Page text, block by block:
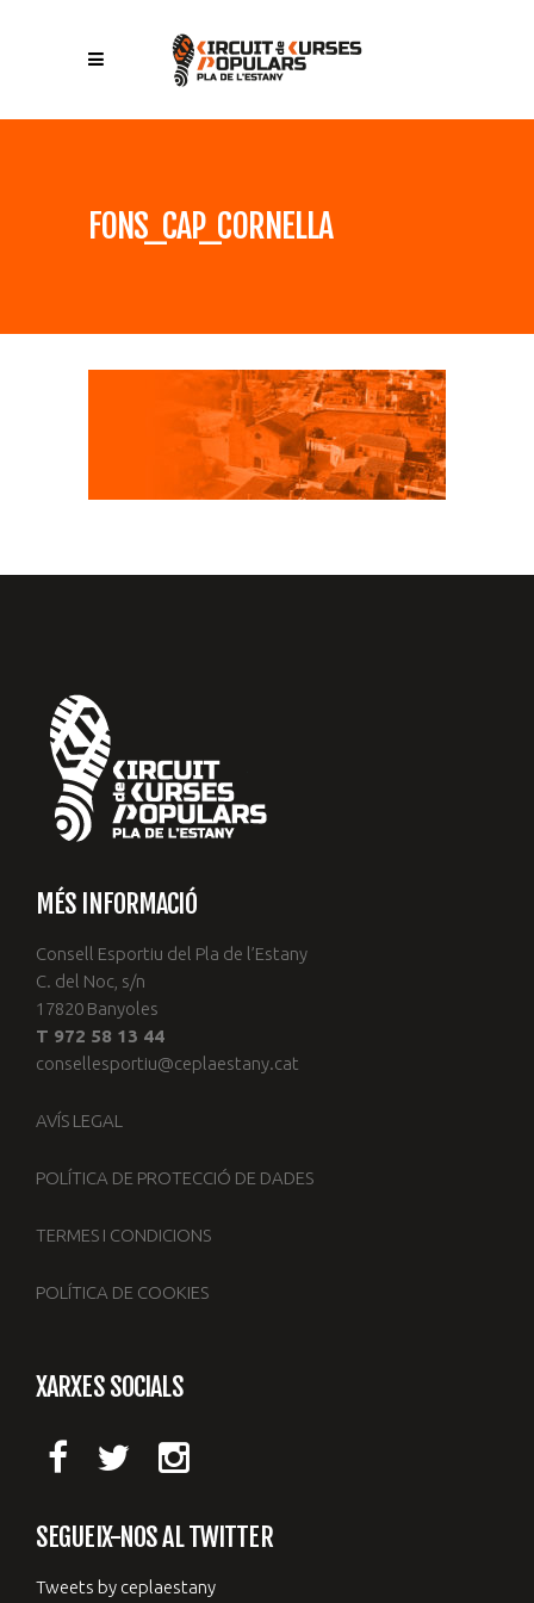
FONS_CAP_CORNELLA
MÉS INFORMACIÓ
Consell Esportiu del Pla de l’Estany
C. del Noc, s/n
17820 Banyoles
T 972 58 13 44
consellesportiu@ceplaestany.cat
AVÍS LEGAL
POLÍTICA DE PROTECCIÓ DE DADES
TERMES I CONDICIONS
POLÍTICA DE COOKIES
XARXES SOCIALS
SEGUEIX-NOS AL TWITTER
Tweets by ceplaestany